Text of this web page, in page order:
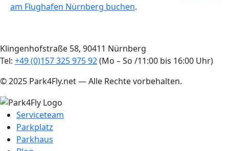
am Flughafen Nürnberg buchen.
Klingenhofstraße 58, 90411 Nürnberg
Tel: +49 (0)157 325 975 92(Mo – So /11:00 bis 16:00 Uhr)
© 2025 Park4Fly.net — Alle Rechte vorbehalten.
Serviceteam
Parkplatz
Parkhaus